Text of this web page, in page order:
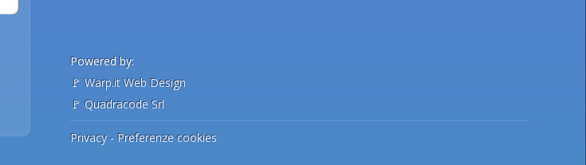
Powered by:
🚩Warp.it Web Design
🚩 Quadracode Srl
Privacy - Preferenze cookies